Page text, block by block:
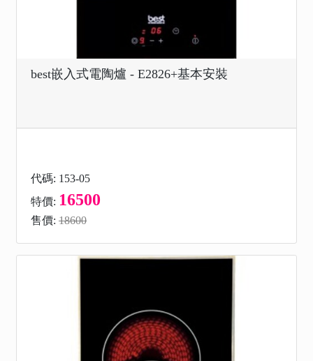
best嵌入式電陶爐 - E2826+基本安裝
代碼: 153-05
特價: 16500
售價: 18600